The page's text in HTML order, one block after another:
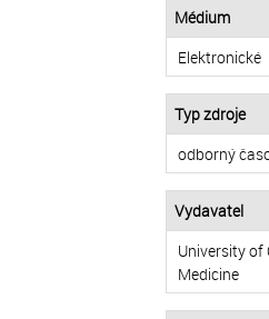
Médium
Elektronické
Typ zdroje
odborný
Vydavatel
University of
Medicine